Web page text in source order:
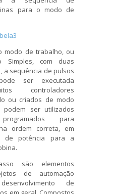
para o modo de
modo de trabalho, ou
Simples, com duas
a sequência de pulsos
ser executada
controladores
ou criados de modo
podem ser utilizados
programados para
ordem correta, em
de potência para a
são elementos
de automação
de